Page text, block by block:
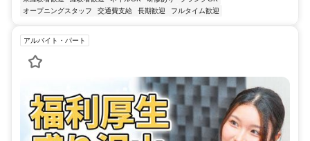
オープニングスタッフ
交通費支給 長期歓迎 フルタイム歓迎
アルバイト・パート